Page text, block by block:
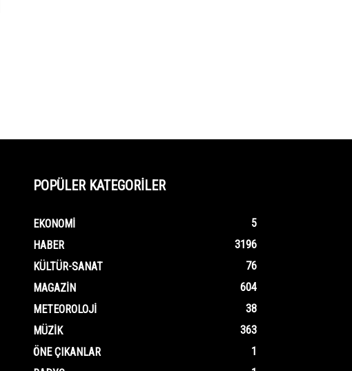
POPÜLER KATEGORİLER
EKONOMI
5
HABER
3196
KÜLTÜR-SANAT
76
MAGAZIN
604
METEOROLOJI
38
MÜZIK
363
ÖNE ÇIKANLAR
1